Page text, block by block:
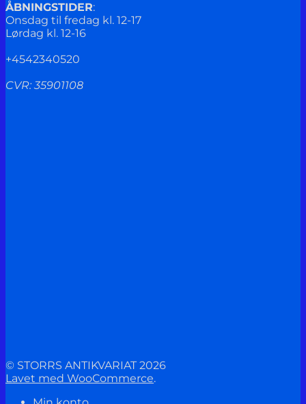
ÅBNINGSTIDER:
Onsdag til fredag kl. 12-17
Lørdag kl. 12-16
+4542340520
CVR: 35901108
© STORRS ANTIKVARIAT 2026
Lavet med WooCommerce.